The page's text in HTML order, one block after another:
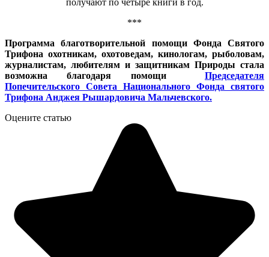
***
Программа благотворительной помощи Фонда Святого
Трифона охотникам, охотоведам, кинологам, рыболовам,
журналистам, любителям и защитникам Природы стала
возможна благодаря помощи Председателя
Попечительского Совета Национального Фонда святого
Трифона Анджея Рышардовича Мальчевского.
Оцените статью